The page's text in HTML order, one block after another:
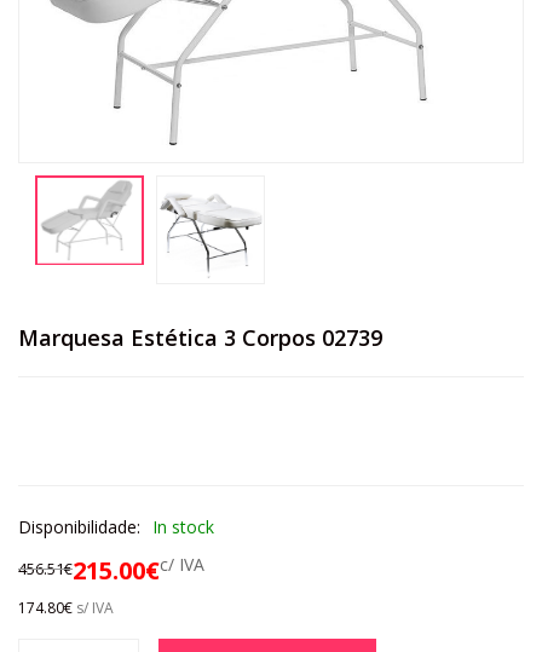
Marquesa Estética 3 Corpos 02739
Disponibilidade: In stock
456.51€215.00€c/ IVA
174.80€ s/ IVA